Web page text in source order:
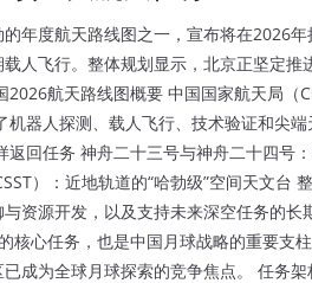
年度航天路线图之一，宣布将在2026
人飞行。整体规划显示，北京正坚定推
航天路线图概要 中国国家航天局（
器人探测、载人飞行、技术验证和尖
回任务 神舟二十三号与神舟二十四号
）：近地轨道的“哈勃级”空间天文台
资源开发，以及支持未来深空任务的
核心任务，也是中国月球战略的重要支
成为全球月球探索的竞争焦点。 任务